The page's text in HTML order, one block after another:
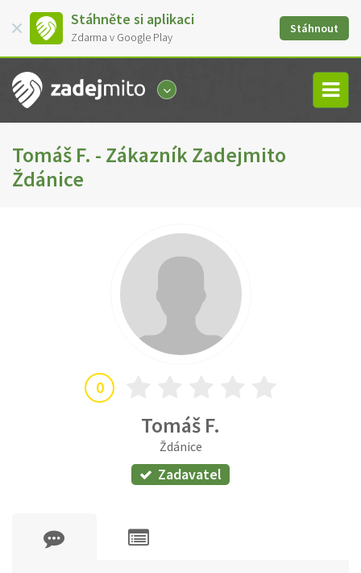
Stáhněte si aplikaci
Zdarma v Google Play
Stáhnout
Tomáš F. - Zákazník Zadejmito
Ždánice
0
Tomáš F.
Ždánice
Zadavatel